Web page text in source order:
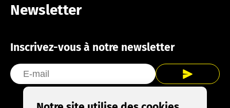
Newsletter
Inscrivez-vous à notre newsletter